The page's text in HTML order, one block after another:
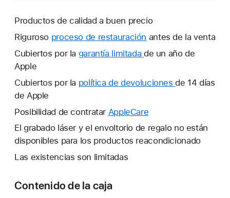
Productos de calidad a buen precio
Riguroso proceso de restauración antes de la venta
Cubiertos por la garantía limitada Se
una
de un año de
Apple
Cubiertos por la política de devoluciones Se
nueva.
de 14 días
de Apple
Posibilidad de contratar AppleCare
abrirá
una
El grabado láser y el envoltorio de regalo no están
disponibles para los productos reacondicionado
Las existencias son limitadas
Contenido de la caja